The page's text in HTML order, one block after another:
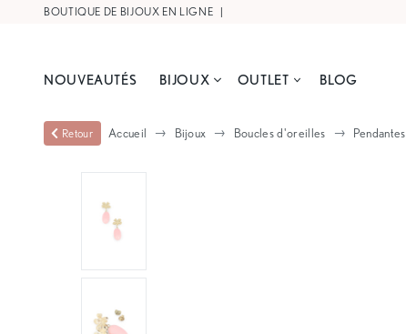
BOUTIQUE DE BIJOUX EN LIGNE |
NOUVEAUTÉS BIJOUX OUTLET BLOG
Retour Accueil Bijoux Boucles d'oreilles Pendantes